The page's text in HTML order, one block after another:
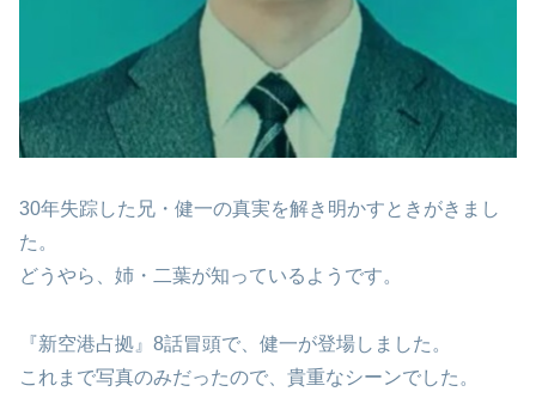
30年失踪した兄・健一の真実を解き明かすときがきまし
た。
どうやら、姉・二葉が知っているようです。
『新空港占拠』8話冒頭で、健一が登場しました。
これまで写真のみだったので、貴重なシーンでした。